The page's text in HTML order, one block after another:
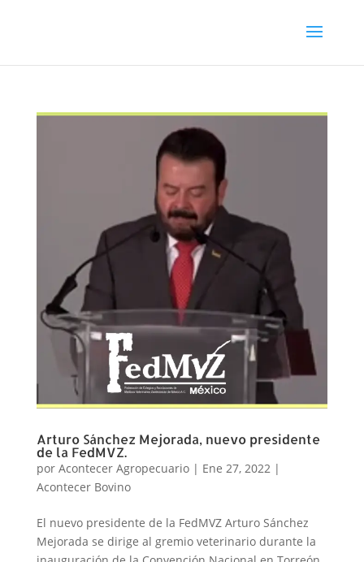
Arturo Sánchez Mejorada, nuevo presidente
de la FedMVZ.
por Acontecer Agropecuario| Ene 27, 2022|
Acontecer Bovino
El nuevo presidente de la FedMVZ Arturo Sánchez
Mejorada se dirige al gremio veterinario durante la